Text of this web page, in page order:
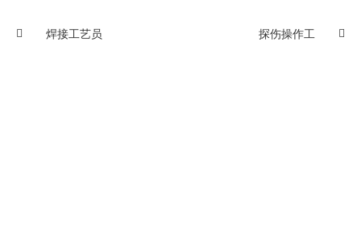
焊接工艺员 探伤操作工